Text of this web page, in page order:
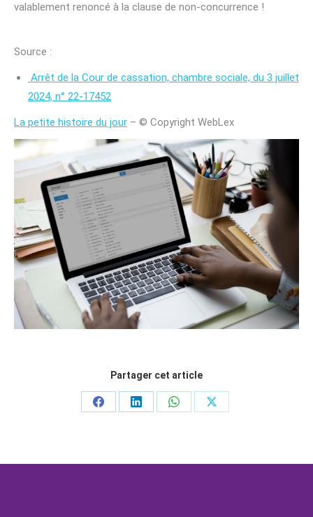
valablement renoncé à la clause de non-concurrence !
Source :
Arrêt de la Cour de cassation, chambre sociale, du 3 juillet
2024, n° 22-17452
La petite histoire du jour – © Copyright WebLex
Partager cet article